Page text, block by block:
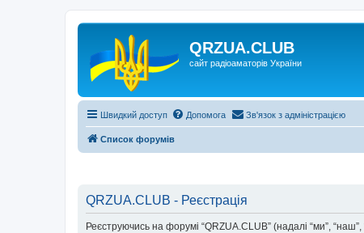
QRZUA.CLUB
сайт радіоаматорів України
Швидкий доступ Допомога Зв'язок з адміністрацією
Список форумів
QRZUA.CLUB - Реєстрація
Реєструючись на форумі “QRZUA.CLUB” (надалі “ми”,